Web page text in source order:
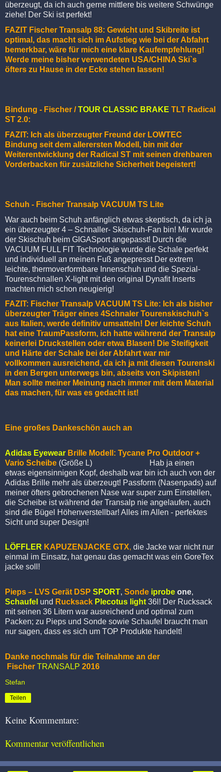
überzeugt, da ich auch gerne mittlere bis weitere Schwünge
ziehe! Der Ski ist perfekt!
FAZIT Fischer Transalp 88: Gewicht und Skibreite ist
optimal, das macht sich im Aufstieg wie bei der Abfahrt
bemerkbar, wäre für mich eine klare Kaufempfehlung!
Werde meine bisher verwendeten USA/CHINA Ski`s
öfters zu Hause in der Ecke stehen lassen!
Bindung - Fischer / TOUR CLASSIC BRAKE TLT Radical
ST 2.0:
FAZIT: Ich als überzeugter Freund der LOWTEC
Bindung seit dem allerersten Modell, bin mit der
Weiterentwicklung der Radical ST mit seinen drehbaren
Vorderbacken für zusätzliche Sicherheit begeistert!
Schuh - Fischer Transalp VACUUM TS Lite
War auch beim Schuh anfänglich etwas skeptisch, da ich ja
ein überzeugter 4 – Schnaller- Skischuh-Fan bin! Mir wurde
der Skischuh beim GIGASport angepasst! Durch die
VACUUM FULL FIT Technologie wurde die Schale perfekt
und individuell an meinen Fuß angepresst Der extrem
leichte, thermoverformbare Innenschuh und die Spezial-
Tourenschnallen X-light mit den original Dynafit Inserts
machten mich schon neugierig!
FAZIT: Fischer Transalp VACUUM TS Lite: Ich als bisher
überzeugter Träger eines 4Schnaler Tourenskischuh`s
aus Italien, werde definitiv umsatteln! Der leichte Schuh
hat eine TraumPassform, ich hatte während der Transalp
keinerlei Druckstellen oder etwa Blasen! Die Steifigkeit
und Härte der Schale bei der Abfahrt war mir
vollkommen ausreichend, da ich ja mit diesen Tourenski
in den Bergen unterwegs bin, abseits von Skipisten!
Man sollte meiner Meinung nach immer mit dem Material
das machen, für was es gedacht ist!
Eine großes Dankeschön auch an
Adidas Eyewear Brille Modell: Tycane Pro Outdoor +
Vario Scheibe (Größe L) Hab ja einen
etwas eigensinnigen Kopf, deshalb war bin ich auch von der
Adidas Brille mehr als überzeugt! Passform (Nasenpads) auf
meiner öfters gebrochenen Nase war super zum Einstellen,
die Scheibe ist während der Transalp nie angelaufen, auch
sind die Bügel Höhenverstellbar! Alles im Allen - perfektes
Sicht und super Design!
LÖFFLER KAPUZENJACKE GTX, die Jacke war nicht nur
einmal im Einsatz, hat genau das gemacht was ein GoreTex
jacke soll!
Pieps – LVS Gerät DSP SPORT, Sonde iprobe one,
Schaufel und Rucksack Plecotus light 36l! Der Rucksack
mit seinen 36 Litern war ausreichend und optimal zum
Packen; zu Pieps und Sonde sowie Schaufel braucht man
nur sagen, dass es sich um TOP Produkte handelt!
Danke nochmals für die Teilnahme an der
Fischer TRANSALP 2016
Stefan
Teilen
Keine Kommentare:
Kommentar veröffentlichen